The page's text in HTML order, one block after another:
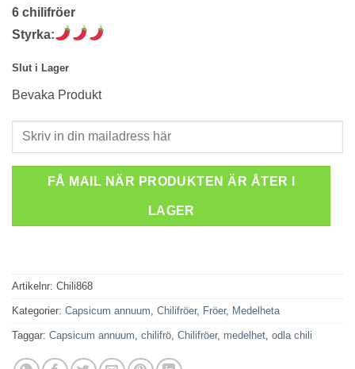
6 chilifröer
Styrka:
Slut i Lager
Bevaka Produkt
FÅ MAIL NÄR PRODUKTEN ÄR ÅTER I
LAGER
Artikelnr: Chili868
Kategorier: Capsicum annuum, Chilifröer, Fröer, Medelheta
Taggar: Capsicum annuum, chilifrö, Chilifröer, medelhet, odla chili